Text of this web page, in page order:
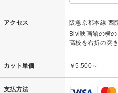
アクセス
阪急京都本線 西
Bivi映画館の横
高校を右折の突
カット単価 ￥5,500～
支払方法